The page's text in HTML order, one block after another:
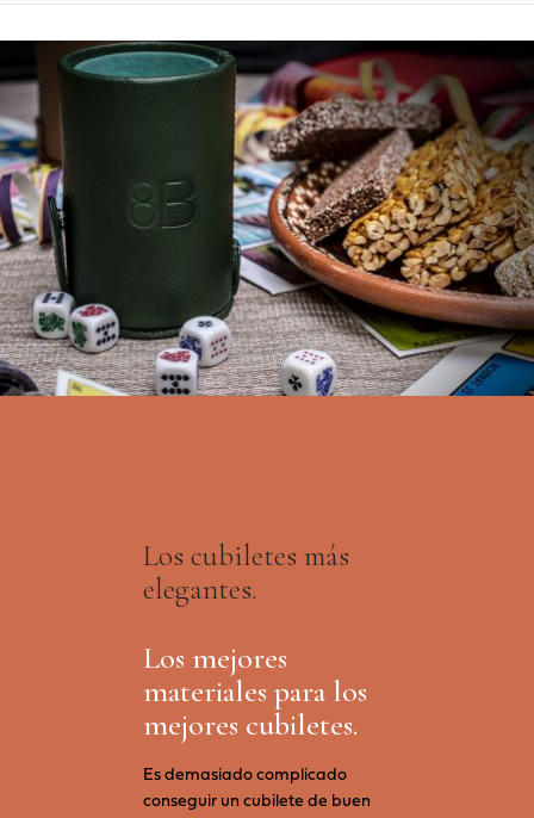
Los cubiletes más
elegantes.
Los mejores
materiales para los
mejores cubiletes.
Es demasiado complicado
conseguir un cubilete de buen